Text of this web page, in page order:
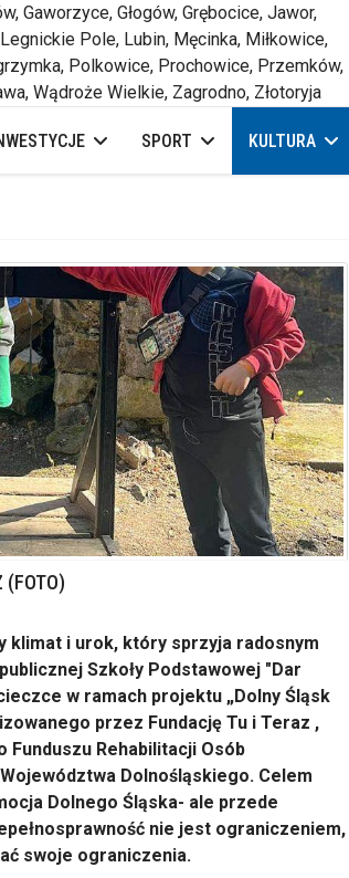
Gaworzyce, Głogów, Grębocice, Jawor,
Pole, Lubin, Męcinka, Miłkowice,
Polkowice, Prochowice, Przemków,
Wądroże Wielkie, Zagrodno, Złotoryja
SPORT KULTURA
(FOTO)
klimat i urok, który sprzyja radosnym
Szkoły Podstawowej "Dar
w ramach projektu „Dolny Śląsk
przez Fundację Tu i Teraz ,
Rehabilitacji Osób
Dolnośląskiego. Celem
Dolnego Śląska- ale przede
nie jest ograniczeniem,
swoje ograniczenia.